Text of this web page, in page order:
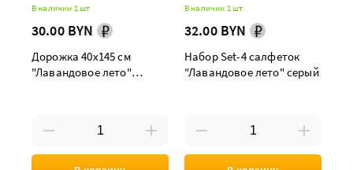
В наличии 1 шт
30.00 BYN
Дорожка 40х145 см
"Лавандовое лето"
В наличии 1 шт
32.00 BYN
Набор Set-4 салфеток
"Лавандовое лето" серый